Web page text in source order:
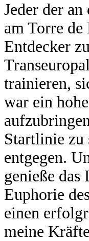
Jeder der
am Torre
Entdecker
trainieren,
war ein
Startlinie zu
entgegen.
genieße
Euphorie
einen
meine